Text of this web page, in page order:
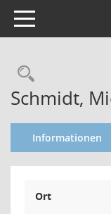
Toggle navigation
Schmidt,
Informationen
Ort